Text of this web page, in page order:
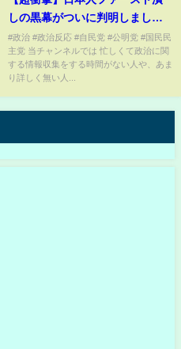
しの黒幕がついに判明しまし
た。
#政治 #政治反応 #自民党 #公明党 #国民民
主党 当チャンネルでは 忙しくて政治に関
する情報収集をする時間がない人や、あま
り詳しく無い人...